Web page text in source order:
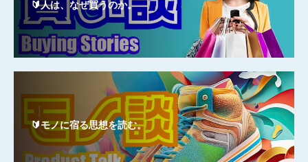
🔰人は、なぜ買うのか。
🔰モノに宿る思想を読む。